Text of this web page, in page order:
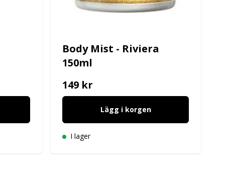
Body Mist - Riviera
150ml
149 kr
Lägg i korgen
I lager